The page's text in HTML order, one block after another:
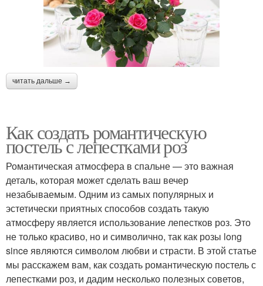
читать дальше →
Как создать романтическую
постель с лепестками роз
Романтическая атмосфера в спальне — это важная
деталь, которая может сделать ваш вечер
незабываемым. Одним из самых популярных и
эстетически приятных способов создать такую
атмосферу является использование лепестков роз. Это
не только красиво, но и символично, так как розы long
since являются символом любви и страсти. В этой статье
мы расскажем вам, как создать романтическую постель с
лепестками роз, и дадим несколько полезных советов,